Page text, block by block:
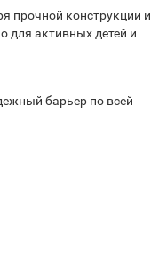
прочной конструкции и
для активных детей и
барьер по всей